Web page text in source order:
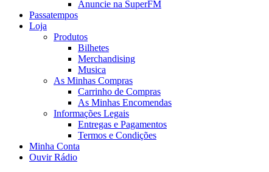
Anuncie na SuperFM
Passatempos
Loja
Produtos
Bilhetes
Merchandising
Musica
As Minhas Compras
Carrinho de Compras
As Minhas Encomendas
Informações Legais
Entregas e Pagamentos
Termos e Condições
Minha Conta
Ouvir Rádio